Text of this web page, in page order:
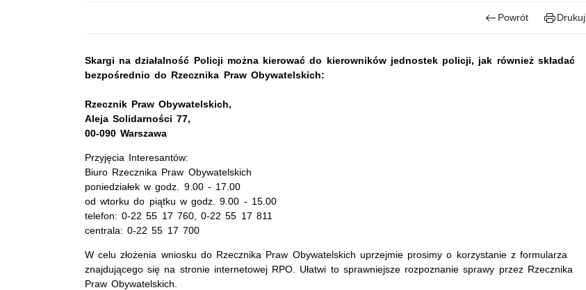
Powrót Drukuj
Skargi na działalność Policji można kierować do kierowników jednostek policji, jak również składać
bezpośrednio do Rzecznika Praw Obywatelskich:
Rzecznik Praw Obywatelskich,
Aleja Solidarności 77,
00-090 Warszawa
Przyjęcia Interesantów:
Biuro Rzecznika Praw Obywatelskich
poniedziałek w godz. 9.00 - 17.00
od wtorku do piątku w godz. 9.00 - 15.00
telefon: 0-22 55 17 760, 0-22 55 17 811
centrala: 0-22 55 17 700
W celu złożenia wniosku do Rzecznika Praw Obywatelskich uprzejmie prosimy o korzystanie z formularza
znajdującego się na stronie internetowej RPO. Ułatwi to sprawniejsze rozpoznanie sprawy przez Rzecznika
Praw Obywatelskich.